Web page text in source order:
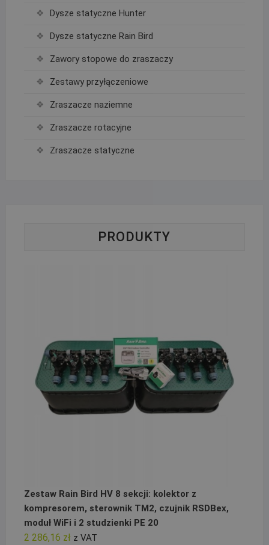
Dysze statyczne Hunter
Dysze statyczne Rain Bird
Zawory stopowe do zraszaczy
Zestawy przyłączeniowe
Zraszacze naziemne
Zraszacze rotacyjne
Zraszacze statyczne
PRODUKTY
Zestaw Rain Bird HV 8 sekcji: kolektor z
kompresorem, sterownik TM2, czujnik RSDBex,
moduł WiFi i 2 studzienki PE 20
2 286,16 zł z VAT